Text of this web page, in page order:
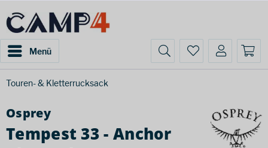
Menü
Touren- & Kletterrucksack
Osprey
Tempest 33 - Anchor